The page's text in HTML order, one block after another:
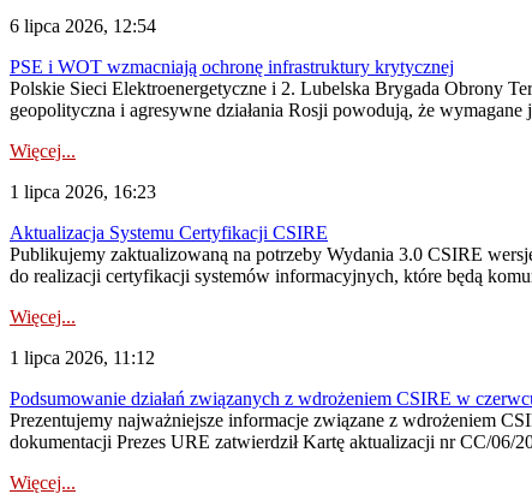
6 lipca 2026, 12:54
PSE i WOT wzmacniają ochronę infrastruktury krytycznej
Polskie Sieci Elektroenergetyczne i 2. Lubelska Brygada Obrony
geopolityczna i agresywne działania Rosji powodują, że
Więcej...
1 lipca 2026, 16:23
Aktualizacja Systemu Certyfikacji CSIRE
Publikujemy zaktualizowaną na potrzeby Wydania 3.0 CSIRE
do realizacji certyfikacji systemów informacyjnych, które będą
Więcej...
1 lipca 2026, 11:12
Podsumowanie działań związanych z wdrożeniem CSIRE w
Prezentujemy najważniejsze informacje związane z wdrożeniem
dokumentacji Prezes URE zatwierdził Kartę aktualizacji nr CC/06/
Więcej...